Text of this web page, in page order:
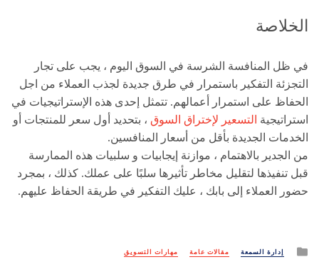
الخلاصة
في ظل المنافسة الشرسة في السوق اليوم ، يجب على تجار
التجزئة التفكير باستمرار في طرق جديدة لجذب العملاء من اجل
الحفاظ على استمرار أعمالهم. تتمثل إحدى هذه الإستراتيجيات في
استراتيجية التسعير لإختراق السوق ، بتحديد أول سعر للمنتجات أو
الخدمات الجديدة بأقل من أسعار المنافسين.
من الجدير بالاهتمام ، موازنة إيجابيات و سلبيات هذه الممارسة
قبل تنفيذها لتقليل مخاطر تأثيرها سلبًا على عملك. كذلك ، بمجرد
حضور العملاء إلى بابك ، عليك التفكير في طريقة الحفاظ عليهم.
Posted
إدارة السمعة مقالات عامة مهارات التسويق